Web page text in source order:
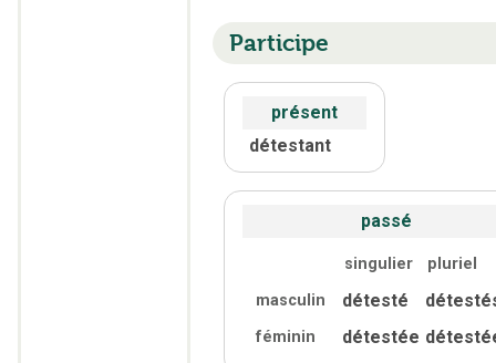
Participe
présent
détestant
passé
singulier
pluriel
masculin
détesté
féminin détestée